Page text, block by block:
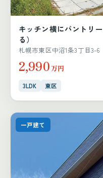
キッチン横にパントリ
る）
札幌市東区中沼1条3丁目3-6
2,990万円
3LDK 東区
一戸建て